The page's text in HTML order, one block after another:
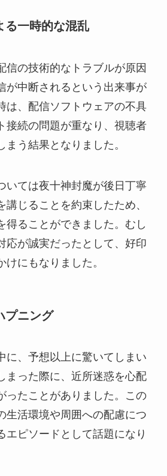
る一時的な混乱
信の技術的なトラブルが原因
が中断されるという出来事が
は、配信ソフトウェアの不具
接続の問題が重なり、視聴者
まう結果となりました。
いては夜十神封魔が後日丁寧
講じることを約束したため、
得ることができました。むし
応が誠実だったとして、好印
にもなりました。
プニング
に、予想以上に驚いてしまい
まった際に、近所迷惑を心配
ったことがありました。この
生活環境や周囲への配慮につ
エピソードとして話題になり